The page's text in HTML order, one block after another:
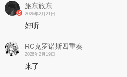
旅东旅东
2026年2月21日
好听
RC克罗诺斯四重奏
2026年2月19日
来了